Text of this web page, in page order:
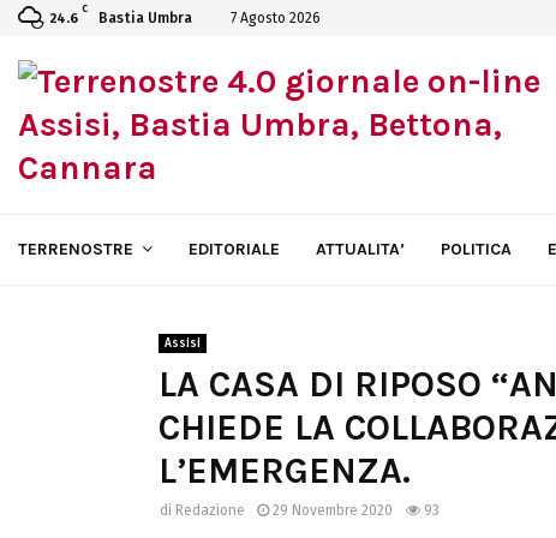
24.6
C
Bastia Umbra 7 Agosto 2026
TERRENOSTRE EDITORIALE ATTUALITA’ POLITICA
Assisi
LA CASA DI RIPOSO
CHIEDE LA
L’EMERGENZA.
di Redazione 29 Novembre 2020 93